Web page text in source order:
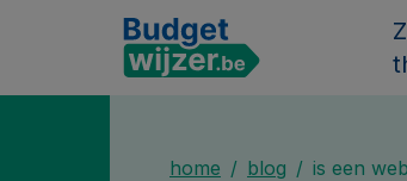
home blog is een